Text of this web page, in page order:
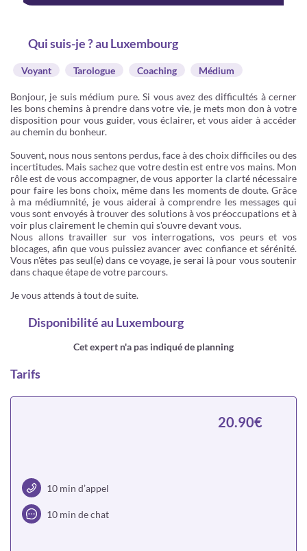
Qui suis-je ? au Luxembourg
Voyant Tarologue Coaching Médium
Bonjour, je suis médium pure. Si vous avez des difficultés à cerner
les bons chemins à prendre dans votre vie, je mets mon don à votre
disposition pour vous guider, vous éclairer, et vous aider à accéder
au chemin du bonheur.
Souvent, nous nous sentons perdus, face à des choix difficiles ou des
incertitudes. Mais sachez que votre destin est entre vos mains. Mon
rôle est de vous accompagner, de vous apporter la clarté nécessaire
pour faire les bons choix, même dans les moments de doute. Grâce
à ma médiumnité, je vous aiderai à comprendre les messages qui
vous sont envoyés à trouver des solutions à vos préoccupations et à
voir plus clairement le chemin qui s'ouvre devant vous.
Nous allons travailler sur vos interrogations, vos peurs et vos
blocages, afin que vous puissiez avancer avec confiance et sérénité.
Vous n'êtes pas seul(e) dans ce voyage, je serai là pour vous soutenir
dans chaque étape de votre parcours.
Je vous attends à tout de suite.
Disponibilitéau Luxembourg
Cet expert n'a pas indiqué de planning
Tarifs
10 min d’appel
10 min de chat
20.90€